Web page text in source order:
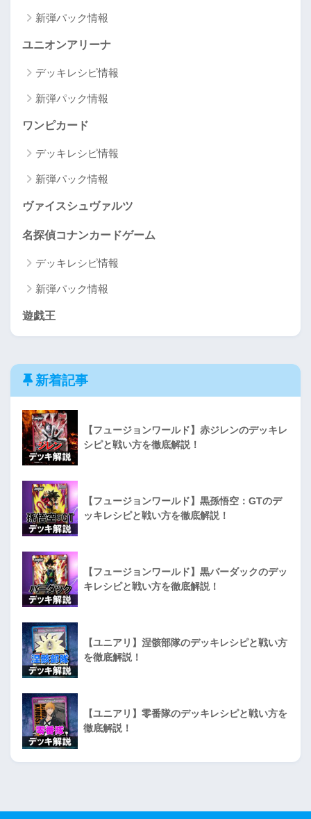
新弾パック情報
ユニオンアリーナ
デッキレシピ情報
新弾パック情報
ワンピカード
デッキレシピ情報
新弾パック情報
ヴァイスシュヴァルツ
名探偵コナンカードゲーム
デッキレシピ情報
新弾パック情報
遊戯王
新着記事
【フュージョンワールド】赤ジレンのデッキレ
シピと戦い方を徹底解説！
【フュージョンワールド】黒孫悟空：GTのデ
ッキレシピと戦い方を徹底解説！
【フュージョンワールド】黒バーダックのデッ
キレシピと戦い方を徹底解説！
【ユニアリ】涅骸部隊のデッキレシピと戦い方
を徹底解説！
【ユニアリ】零番隊のデッキレシピと戦い方を
徹底解説！